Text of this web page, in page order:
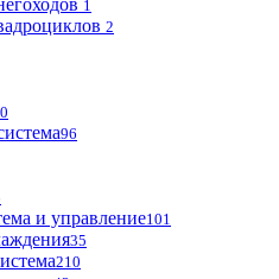
1
2
96
и управление101
35
210